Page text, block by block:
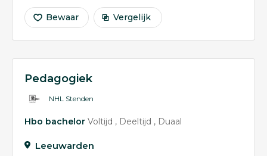
Bewaar Vergelijk
Pedagogiek
NHL Stenden
Hbo bachelor Voltijd Deeltijd Duaal
Leeuwarden